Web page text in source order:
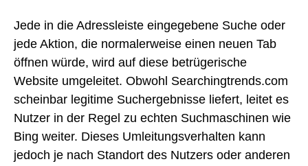
Jede in die Adressleiste eingegebene Suche oder
jede Aktion, die normalerweise einen neuen Tab
öffnen würde, wird auf diese betrügerische
Website umgeleitet. Obwohl Searchingtrends.com
scheinbar legitime Suchergebnisse liefert, leitet es
Nutzer in der Regel zu echten Suchmaschinen wie
Bing weiter. Dieses Umleitungsverhalten kann
jedoch je nach Standort des Nutzers oder anderen